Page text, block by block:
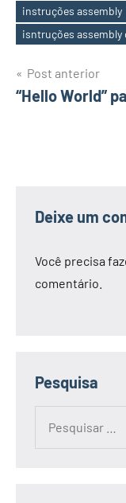
Tags
instruções assembly
isntruções
Navegação
de
Post anterior
“Hello World”
Deixe um
Você precisa
comentário.
Pesquisa